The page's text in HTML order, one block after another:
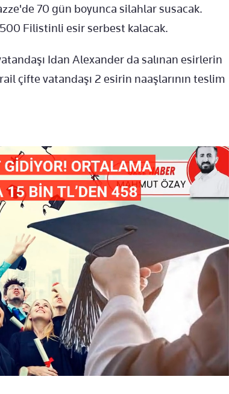
70 gün boyunca silahlar susacak.
500 Filistinli esir serbest kalacak.
Idan Alexander da salınan esirlerin
çifte vatandaşı 2 esirin naaşlarının teslim